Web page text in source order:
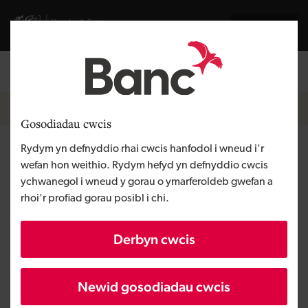
Gosodiadau cwcis
Rydym yn defnyddio rhai cwcis hanfodol i wneud i'r
wefan hon weithio. Rydym hefyd yn defnyddio cwcis
ychwanegol i wneud y gorau o ymarferoldeb gwefan a
rhoi'r profiad gorau posibl i chi.
Derbyn cwcis
Newid gosodiadau cwcis
Ymyriadau ariannol
Llywodraeth Cymru Covid-19